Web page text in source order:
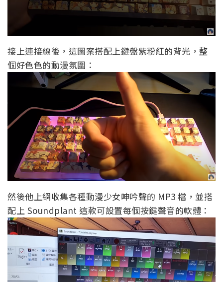
接上連接線後，這圖案搭配上鍵盤紫粉紅的背光，整
個好色色的動漫氛圍：
然後他上網收集各種動漫少女呻吟聲的 MP3 檔，並搭
配上 Soundplant 這款可設置每個按鍵聲音的軟體：